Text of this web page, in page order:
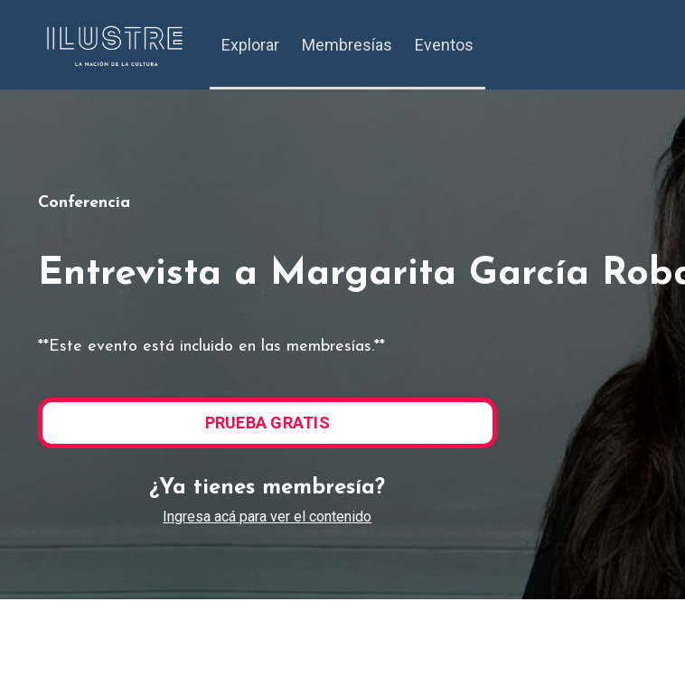
Explorar Membresías Eventos
Conferencia
Entrevista a Margarita García
**Este evento está incluido en las membresías.**
PRUEBA GRATIS
¿Ya tienes membresía?
Ingresa acá para ver el contenido